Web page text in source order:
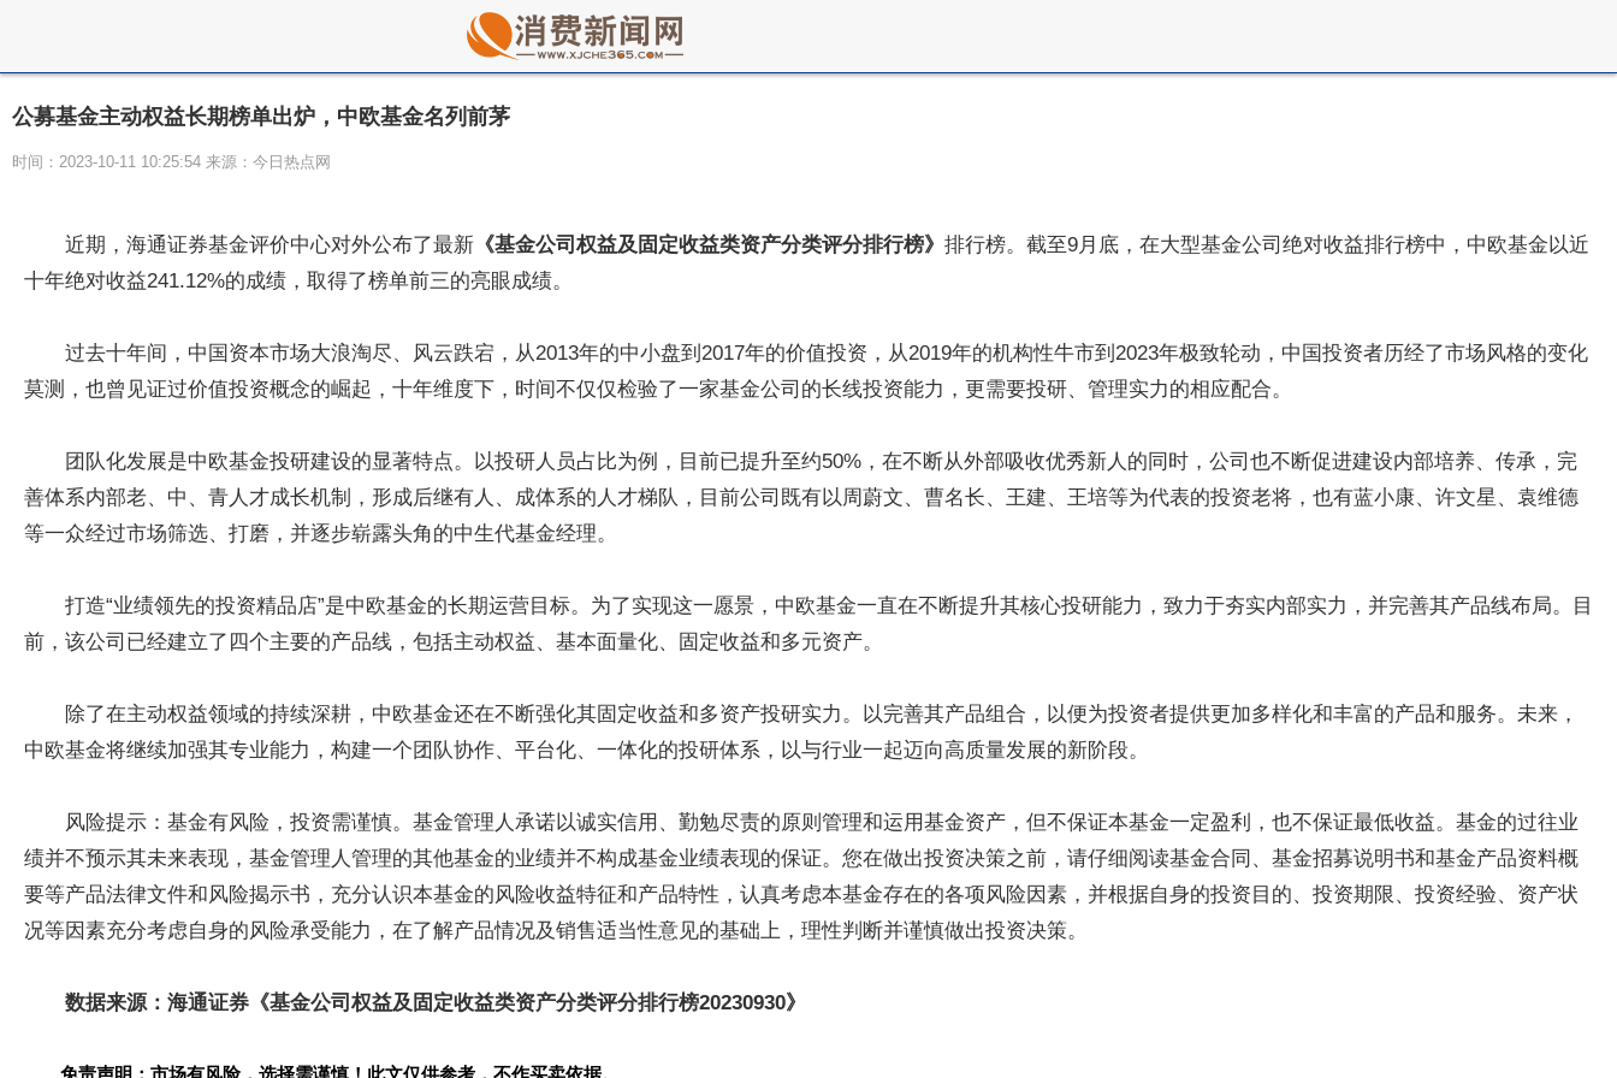
公募基金主动权益长期榜单出炉，中欧基金名列前茅
时间：2023-10-11 10:25:54 来源：今日热点网
近期，海通证券基金评价中心对外公布了最新 《基金公司权益及固定收益类资产分类评分排行榜》 排行榜。截至9月底，在大型基金公司绝对收益排行榜中，中欧基金以近
十年绝对收益241.12%的成绩，取得了榜单前三的亮眼成绩。
过去十年间，中国资本市场大浪淘尽、风云跌宕，从2013年的中小盘到2017年的价值投资，从2019年的机构性牛市到2023年极致轮动，中国投资者历经了市场风格的变化
莫测，也曾见证过价值投资概念的崛起，十年维度下，时间不仅仅检验了一家基金公司的长线投资能力，更需要投研、管理实力的相应配合。
团队化发展是中欧基金投研建设的显著特点。以投研人员占比为例，目前已提升至约50%，在不断从外部吸收优秀新人的同时，公司也不断促进建设内部培养、传承，完
善体系内部老、中、青人才成长机制，形成后继有人、成体系的人才梯队，目前公司既有以周蔚文、曹名长、王建、王培等为代表的投资老将，也有蓝小康、许文星、袁维德
等一众经过市场筛选、打磨，并逐步崭露头角的中生代基金经理。
打造“业绩领先的投资精品店”是中欧基金的长期运营目标。为了实现这一愿景，中欧基金一直在不断提升其核心投研能力，致力于夯实内部实力，并完善其产品线布局。目
前，该公司已经建立了四个主要的产品线，包括主动权益、基本面量化、固定收益和多元资产。
除了在主动权益领域的持续深耕，中欧基金还在不断强化其固定收益和多资产投研实力。以完善其产品组合，以便为投资者提供更加多样化和丰富的产品和服务。未来，
中欧基金将继续加强其专业能力，构建一个团队协作、平台化、一体化的投研体系，以与行业一起迈向高质量发展的新阶段。
风险提示：基金有风险，投资需谨慎。基金管理人承诺以诚实信用、勤勉尽责的原则管理和运用基金资产，但不保证本基金一定盈利，也不保证最低收益。基金的过往业
绩并不预示其未来表现，基金管理人管理的其他基金的业绩并不构成基金业绩表现的保证。您在做出投资决策之前，请仔细阅读基金合同、基金招募说明书和基金产品资料概
要等产品法律文件和风险揭示书，充分认识本基金的风险收益特征和产品特性，认真考虑本基金存在的各项风险因素，并根据自身的投资目的、投资期限、投资经验、资产状
况等因素充分考虑自身的风险承受能力，在了解产品情况及销售适当性意见的基础上，理性判断并谨慎做出投资决策。
数据来源：海通证券 《基金公司权益及固定收益类资产分类评分排行榜20230930》
免责声明：市场有风险，选择需谨慎！此文仅供参考，不作买卖依据。